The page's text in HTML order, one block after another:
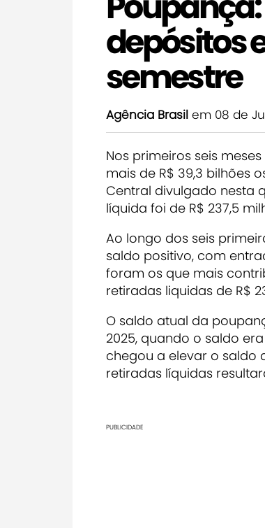
depósitos
semestre
Agência Brasil em 08 de
Nos primeiros seis
mais de R$ 39,3 bilhões
Central divulgado nesta
líquida foi de R$ 237,5
Ao longo dos seis
saldo positivo, com
foram os que mais
retiradas liquidas de R$
O saldo atual da
2025, quando o saldo
chegou a elevar o saldo
retiradas líquidas
PUBLICIDADE